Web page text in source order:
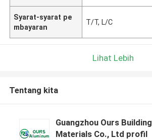
Syarat-syarat pe
mbayaran
T/T, L/C
Lihat Lebih
Tentang kita
Guangzhou Ours Building
Materials Co., Ltd profil